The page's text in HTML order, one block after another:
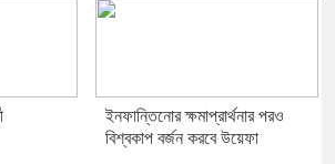
ইনফান্তিনোর ক্ষমাপ্রার্থনার পরও
বিশ্বকাপ বর্জন করবে উয়েফা